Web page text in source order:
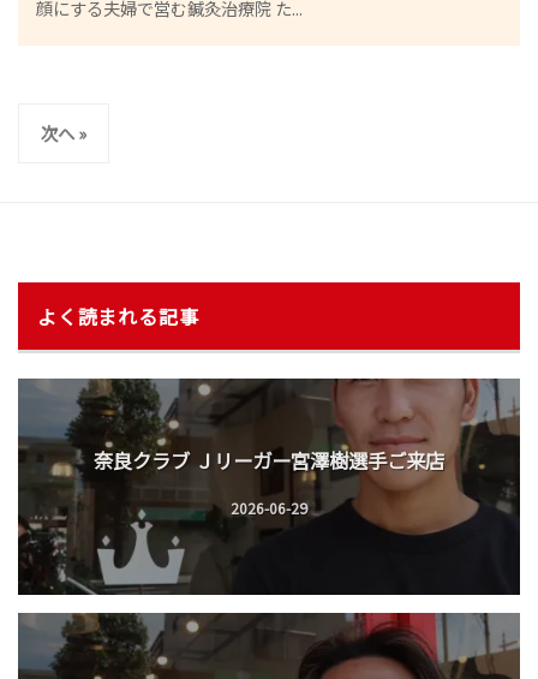
顔にする夫婦で営む鍼灸治療院 た...
ジ
り
次へ »
よく読まれる記事
奈良クラブ Ｊリーガー宮澤樹選手ご来店
2026-06-29